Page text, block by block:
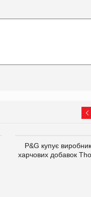
P&G купує
харчових добавок